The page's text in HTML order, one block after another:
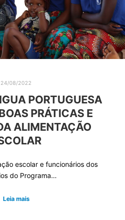
24/08/2022
PORTUGUESA
PRÁTICAS E
ALIMENTAÇÃO
escolar e funcionários dos
do Programa…
Leia mais